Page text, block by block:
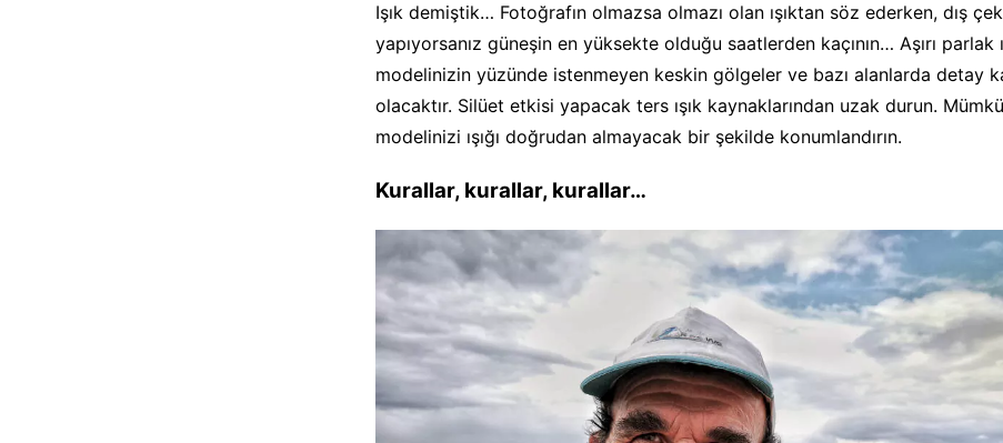
Işık demiştik… Fotoğrafın olmazsa olmazı olan ışıktan söz ederken, dış
yapıyorsanız güneşin en yüksekte olduğu saatlerden kaçının… Aşırı parlak
modelinizin yüzünde istenmeyen keskin gölgeler ve bazı alanlarda detay
olacaktır. Silüet etkisi yapacak ters ışık kaynaklarından uzak durun.
modelinizi ışığı doğrudan almayacak bir şekilde konumlandırın.
Kurallar, kurallar, kurallar…